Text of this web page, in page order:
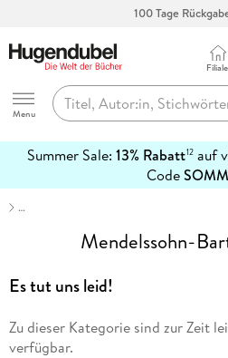
100 Tage
Hugendubel
Menu
Filiale
Summer Sale: 13% Rabatt12auf
Code
erfahren
…
Mendelssohn-
Es tut uns leid!
Zu dieser Kategorie sind zur Zeit
verfügbar.